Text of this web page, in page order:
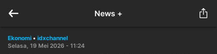
News +
Ekonomi • idxchannel
Selasa, 19 Mei 2026 - 11:24